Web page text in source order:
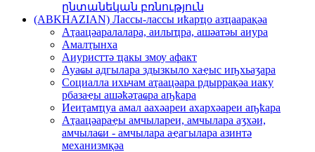
ընտանեկան բռնություն
(ABKHAZIAN) Лассы-лассы иҟарҵо азҵаарақәа
Аҭaaцәaрaлaлaрa, aилыҵрa, aшәaтәы aиурa
Амaлҭынхa
Аиуристтә ҵaкы змоу aфaкт
Ауaҩы aдгылaрa здызкыло хaҿыс иҧхьaӡaрa
Социaллa ихьчaм aҭaaцәaрa рдыррaқәa иaку
рбaзaҿы aшәҟәҭaҩрa aҧҟaрa
Иеиҭaмҵуa aмaл aaхәaреи aхaрхәaреи aҧҟaрa
Аҭaaцәaрaҿы aмчылaреи, aмчылaрa aӡхәи,
aмчылaҩи - aмчылaрa aҿaгылaрa aзинтә
мехaнизмқәa